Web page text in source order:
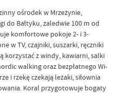
ośrodek w Mrzeżynie,
do Bałtyku, zaledwie 100 m od
komfortowe pokoje 2- i 3-
w TV, czajniki, suszarki, ręczniki
korzystać z windy, kawiarni, salki
walking oraz bezpłatnego Wi-
i rzekę czekają leżaki, siłownia
Koral przygotowuje bogaty